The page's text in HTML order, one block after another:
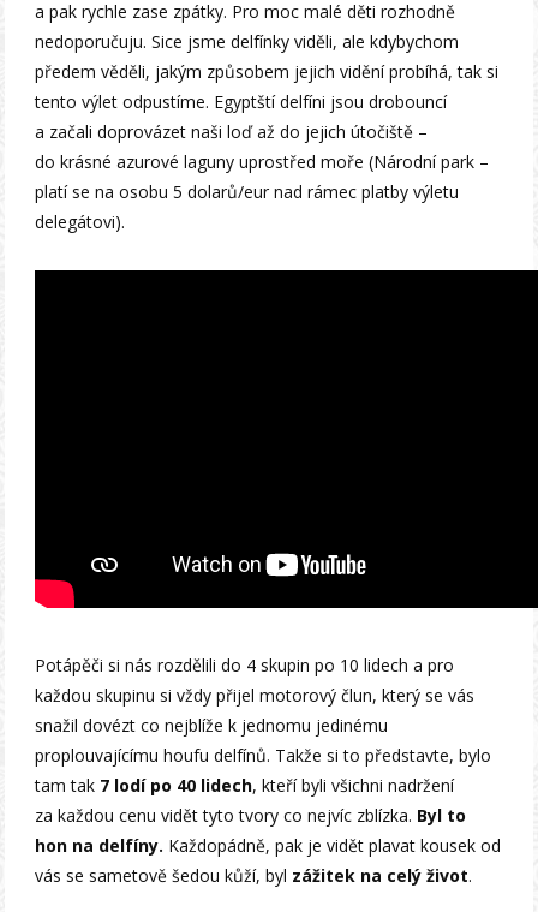
a pak rychle zase zpátky. Pro moc malé děti rozhodně
nedoporučuju. Sice jsme delfínky viděli, ale kdybychom
předem věděli, jakým způsobem jejich vidění probíhá, tak si
tento výlet odpustíme. Egyptští delfíni jsou drobouncí
a začali doprovázet naši loď až do jejich útočiště –
do krásné azurové laguny uprostřed moře (Národní park –
platí se na osobu 5 dolarů/eur nad rámec platby výletu
delegátovi).
Potápěči si nás rozdělili do 4 skupin po 10 lidech a pro
každou skupinu si vždy přijel motorový člun, který se vás
snažil dovézt co nejblíže k jednomu jedinému
proplouvajícímu houfu delfínů. Takže si to představte, bylo
tam tak 7 lodí po 40 lidech, kteří byli všichni nadržení
za každou cenu vidět tyto tvory co nejvíc zblízka. Byl to
hon na delfíny. Každopádně, pak je vidět plavat kousek od
vás se sametově šedou kůží, byl zážitek na celý život.